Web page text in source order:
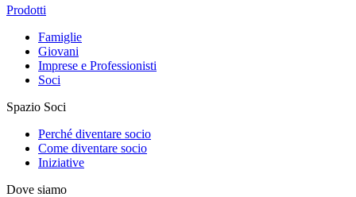
Prodotti
Famiglie
Giovani
Imprese e Professionisti
Soci
Spazio Soci
Perché diventare socio
Come diventare socio
Iniziative
Dove siamo